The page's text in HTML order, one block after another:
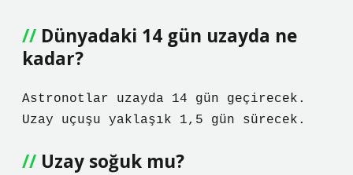
Dünyadaki 14 gün uzayda ne
kadar?
Astronotlar uzayda 14 gün geçirecek.
Uzay uçuşu yaklaşık 1,5 gün sürecek.
Uzay soğuk mu?